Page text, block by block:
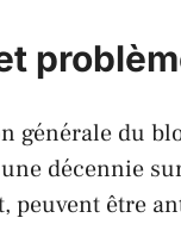
générale du
décennie
peuvent être